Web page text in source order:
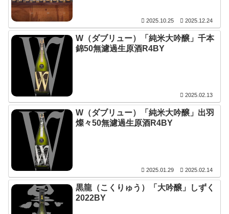
2025.10.25 2025.12.24
W（ダブリュー）「純米大吟醸」千本
錦50無濾過生原酒R4BY
2025.02.13
W（ダブリュー）「純米大吟醸」出羽
燦々50無濾過生原酒R4BY
2025.01.29 2025.02.14
黒龍（こくりゅう）「大吟醸」しずく
2022BY